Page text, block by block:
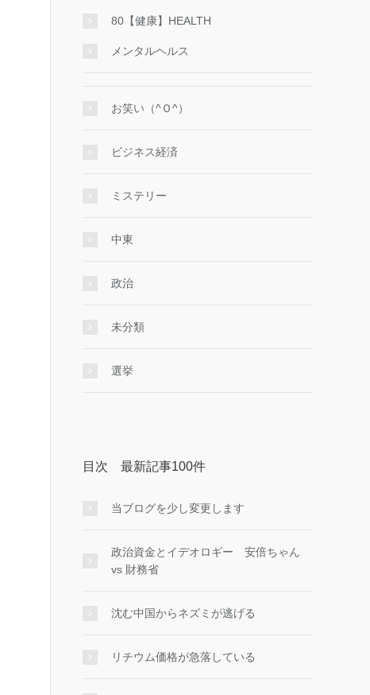
80【健康】HEALTH
メンタルヘルス
お笑い（^Ｏ^）
ビジネス経済
ミステリー
中東
政治
未分類
選挙
目次 最新記事100件
当ブログを少し変更します
政治資金とイデオロギー 安倍ちゃん
vs 財務省
沈む中国からネズミが逃げる
リチウム価格が急落している